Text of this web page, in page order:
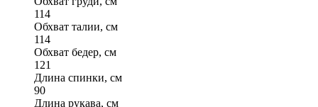
114
Обхват талии, см
114
Обхват бедер, см
121
Длина спинки, см
90
Длина рукава, см